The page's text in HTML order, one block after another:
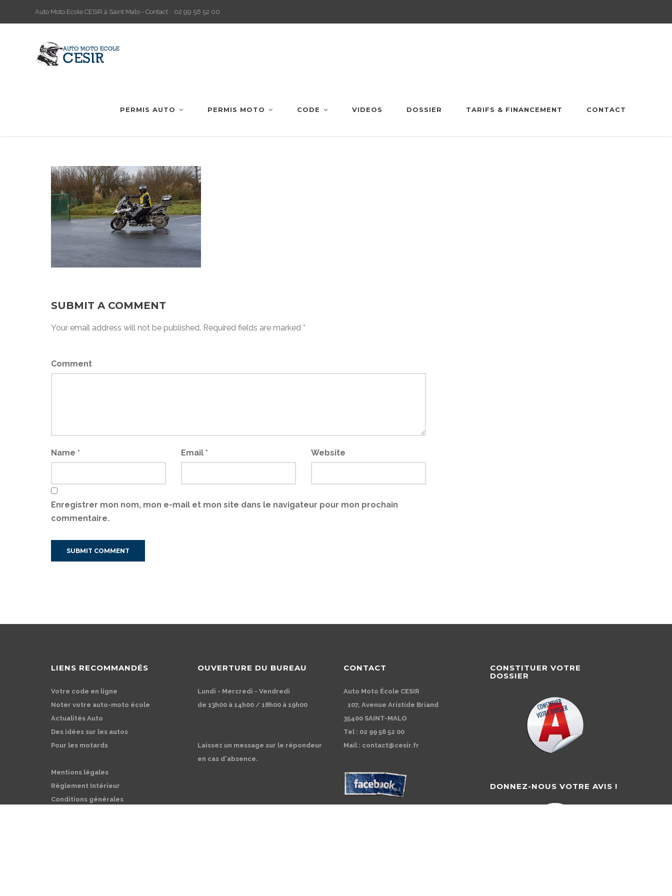
Auto Moto Ecole CESIR à Saint Malo - Contact : 02 99 56 52 00
PERMIS AUTO PERMIS MOTO CODE VIDEOS DOSSIER TARIFS & FINANCEMENT CONTACT
SUBMIT A COMMENT
Your email address will not be published. Required fields are marked *
Comment
Name * Email * Website
Enregistrer mon nom, mon e-mail et mon site dans le navigateur pour mon prochain
commentaire.
LIENS RECOMMANDÉS
Votre code en ligne
Noter votre auto-moto école
Actualités Auto
Des idées sur les autos
Pour les motards
Mentions légales
Règlement Intérieur
Conditions générales
OUVERTURE DU BUREAU
Lundi - Mercredi - Vendredi
de 13h00 à 14h00 / 18h00 à 19h00
Laissez un message sur le répondeur
en cas d'absence.
CONTACT
Auto Moto École CESIR
107, Avenue Aristide Briand
35400 SAINT-MALO
Tel : 02 99 56 52 00
Mail : contact@cesir.fr
CONSTITUER VOTRE
DOSSIER
DONNEZ-NOUS VOTRE AVIS !